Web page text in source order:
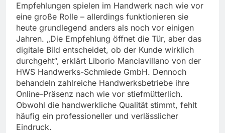
Empfehlungen spielen im Handwerk nach wie vor
eine große Rolle – allerdings funktionieren sie
heute grundlegend anders als noch vor einigen
Jahren. „Die Empfehlung öffnet die Tür, aber das
digitale Bild entscheidet, ob der Kunde wirklich
durchgeht“, erklärt Liborio Manciavillano von der
HWS Handwerks-Schmiede GmbH. Dennoch
behandeln zahlreiche Handwerksbetriebe ihre
Online-Präsenz nach wie vor stiefmütterlich.
Obwohl die handwerkliche Qualität stimmt, fehlt
häufig ein professioneller und verlässlicher
Eindruck.